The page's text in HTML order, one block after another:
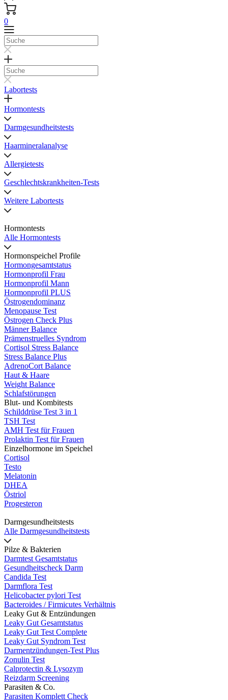
0
Suche
Suche
Labortests
Hormontests
Darmgesundheitstests
Haarmineralanalyse
Allergietests
Geschlechtskrankheiten-Tests
Weitere Labortests
Hormontests
Alle Hormontests
Hormonspeichel Profile
Hormongesamtstatus
Hormonprofil Frau
Hormonprofil Mann
Hormonprofil PLUS
Östrogendominanz
Menopause Test
Östrogen Check Plus
Männer Balance
Prämenstruelles Syndrom
Cortisol Stress Balance
Stress Balance Plus
AdrenoCort Balance
Haut & Haare
Weight Balance
Schlafstörungen
Blut- und Kombitests
Schilddrüse Test 3 in 1
TSH Test
AMH Test für Frauen
Prolaktin Test für Frauen
Einzelhormone im Speichel
Cortisol
Testo
Melatonin
DHEA
Östriol
Progesteron
Darmgesundheitstests
Alle Darmgesundheitstests
Pilze & Bakterien
Darmtest Gesamtstatus
Gesundheitscheck Darm
Candida Test
Darmflora Test
Helicobacter pylori Test
Bacteroides / Firmicutes Verhältnis
Leaky Gut & Entzündungen
Leaky Gut Gesamtstatus
Leaky Gut Test Complete
Leaky Gut Syndrom Test
Darmentzündungen-Test Plus
Zonulin Test
Calprotectin & Lysozym
Reizdarm Screening
Parasiten & Co.
Parasiten Komplett Check